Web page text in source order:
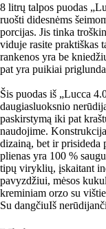
8 litrų talpos puodas
ruošti didesnėms
porcijas. Jis tinka
viduje rasite praktiškas
rankenos yra be
pat yra puikiai
Šis puodas iš „Lucca
daugiasluoksnio
paskirstymą iki pat
naudojime.
dizainą, bet ir
plienas yra 100 %
tipų viryklių, įskaitant
pavyzdžiui, mėsos
kreminiam orzo su
Su dangčiuIš